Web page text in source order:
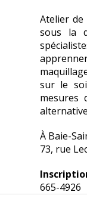
Atelier
sous la
sur le
mesures
À Baie-
73, rue
665-4926